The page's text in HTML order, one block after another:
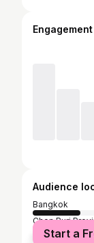
Audience
Bangkok
Chon Buri
Nakhon
Start a